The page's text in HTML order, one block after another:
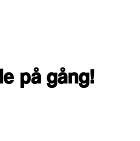
på gång!